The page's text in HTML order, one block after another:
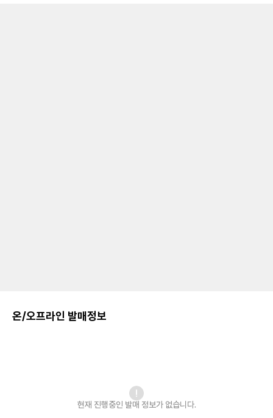
온/오프라인 발매정보
현재 진행중인 발매 정보가 없습니다.